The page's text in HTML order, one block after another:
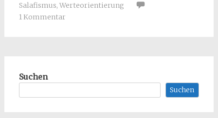
Salafismus, Werteorientierung
1 Kommentar
Suchen
Suchen